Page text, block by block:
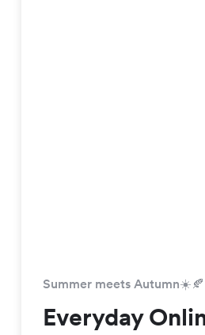
Summer meets Autumn☀️🍂
Everyday